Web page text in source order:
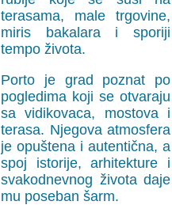
terasama, male trgovine,
miris bakalara i sporiji
tempo života.
Porto je grad poznat po
pogledima koji se otvaraju
sa vidikovaca, mostova i
terasa. Njegova atmosfera
je opuštena i autentična, a
spoj istorije, arhitekture i
svakodnevnog života daje
mu poseban šarm.